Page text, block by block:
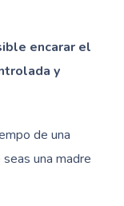
encarar el
y
de una
una madre